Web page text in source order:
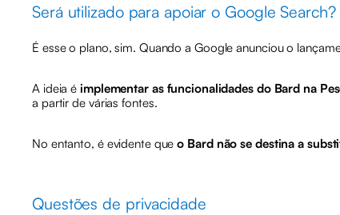
Será utilizado para apoiar o Google Search?
É esse o plano, sim. Quando a Google anunciou o
A ideia é implementar as funcionalidades do Bard na
a partir de várias fontes.
No entanto, é evidente queo Bard não se destina a
Questões de privacidade